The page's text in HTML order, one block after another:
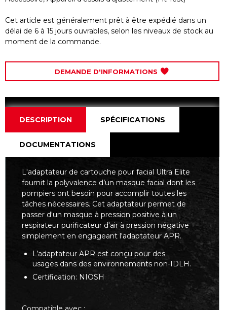
Cet article est généralement prêt à être expédié dans un
délai de 6 à 15 jours ouvrables, selon les niveaux de stock au
moment de la commande.
DEMANDE D'INFORMATIONS
DESCRIPTION SPÉCIFICATIONS
DOCUMENTATIONS
L'adaptateur de cartouche pour facial Ultra Elite
fournit la polyvalence d’un masque facial dont les
pompiers ont besoin pour accomplir toutes les
tâches nécessaires. Cet adaptateur permet de
passer d'un masque à pression positive à un
respirateur purificateur d'air à pression négative
simplement en engageant l'adaptateur APR.
L’adaptateur APR est conçu pour des
usages dans des environnements non-IDLH.
Certification: NIOSH